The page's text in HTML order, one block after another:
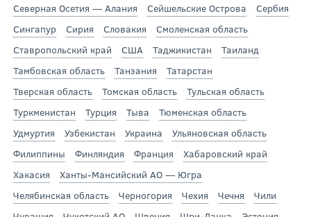
Северная Осетия — Алания
Сейшельские Острова
Сербия
Сингапур
Сирия Словакия
Смоленская область
Ставропольский край
США Таджикистан
Таиланд
Тамбовская область
Танзания
Татарстан
Тверская область
Томская область
Тульская область
Туркменистан
Турция Тыва
Тюменская область
Удмуртия
Узбекистан Украина
Ульяновская область
Филиппины
Финляндия Франция
Хабаровский край
Хакасия
Ханты-Мансийский АО — Югра
Челябинская область
Черногория Чехия Чечня
Чили